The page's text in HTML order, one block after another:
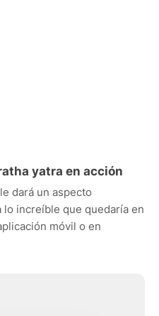
yatra en acción
dará un aspecto
lo increíble que quedaría en
móvil o en